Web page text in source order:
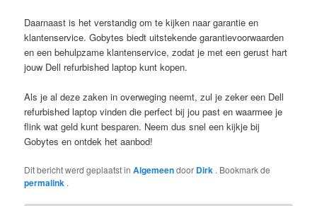
Daarnaast is het verstandig om te kijken naar garantie en
klantenservice. Gobytes biedt uitstekende garantievoorwaarden
en een behulpzame klantenservice, zodat je met een gerust hart
jouw Dell refurbished laptop kunt kopen.
Als je al deze zaken in overweging neemt, zul je zeker een Dell
refurbished laptop vinden die perfect bij jou past en waarmee je
flink wat geld kunt besparen. Neem dus snel een kijkje bij
Gobytes en ontdek het aanbod!
Dit bericht werd geplaatst inAlgemeendoor Dirk . Bookmark de
permalink .